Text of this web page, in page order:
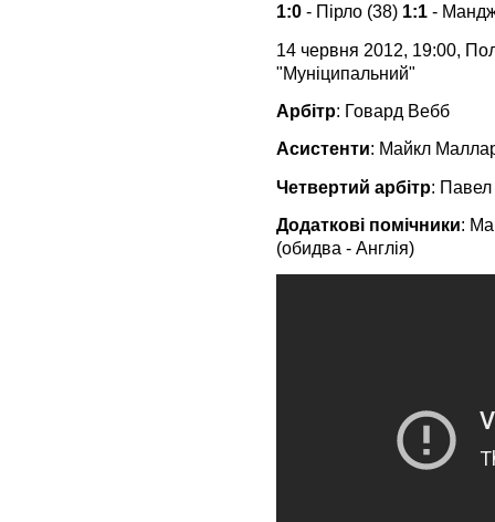
1:0 - Пірло (38) 1:1 -
14 червня 2012, 19:00,
"Муніципальний"
Арбітр: Говард Вебб
Асистенти: Майкл
Четвертий арбітр: Павел
Додаткові помічники:
(обидва - Англія)